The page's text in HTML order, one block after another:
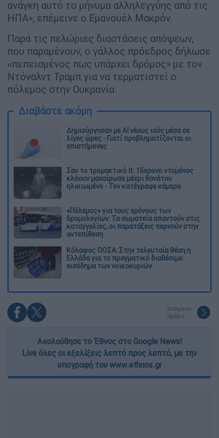
ανάγκη αυτό το μήνυμα αλληλεγγύης από τις
ΗΠΑ», επέμεινε ο Εμανουέλ Μακρόν.
Παρά τις πελώριες διαστάσεις απόψεων,
που παραμένουν, ο γάλλος πρόεδρος δήλωσε
«πεπεισμένος πως υπάρχει δρόμος» με τον
Ντόναλντ Τραμπ για να τερματιστεί ο
πόλεμος στην Ουκρανία.
Διαβάστε ακόμη
Δημιούργησαν με AI νέους ιούς μέσα σε
λίγες ώρες - Γιατί προβληματίζονται οι
επιστήμονες
Σαν το τρομακτικό It: 15χρονο ντυμένος
κλόουν μαχαίρωσε μέχρι θανάτου
ηλικιωμένο - Τον κατέγραψε κάμερα
«Πόλεμος» για τους χρόνους των
δρομολογίων: Τα σωματεία απαντούν στις
καταγγελίες, οι παρατάξεις περνούν στην
αντεπίθεση
Κόλαφος ΟΟΣΑ: Στην τελευταία θέση η
Ελλάδα για το πραγματικό διαθέσιμο
εισόδημα των νοικοκυριών
επόμενο
άρθρο
Ακολούθησε το Έθνος στο Google News!
Live όλες οι εξελίξεις λεπτό προς λεπτό, με την
υπογραφή του www.ethnos.gr